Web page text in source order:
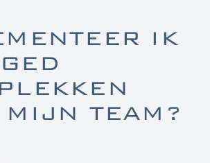
IK
MIJN TEAM?